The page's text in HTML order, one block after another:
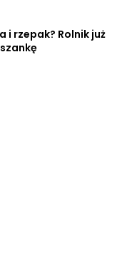
i rzepak? Rolnik już